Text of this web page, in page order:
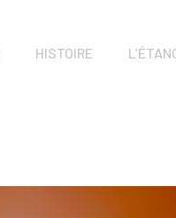
HISTOIRE